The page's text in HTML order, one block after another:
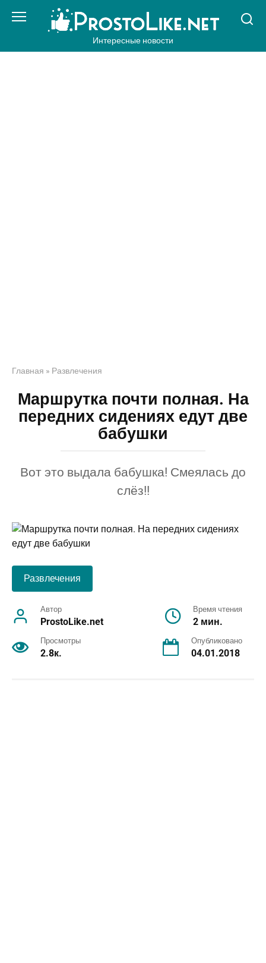
Интересные новости
Главная » Развлечения
Маршрутка почти полная. На
передних сидениях едут две
бабушки
Вот это выдала бабушка! Смеялась до
слёз!!
Развлечения
Автор
ProstoLike.net
Время чтения
2 мин.
Просмотры
2.8к.
Опубликовано
04.01.2018